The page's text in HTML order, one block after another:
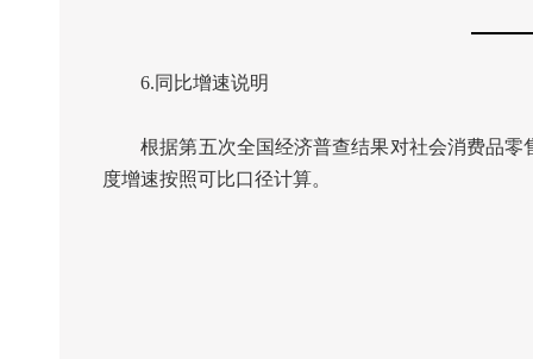
6.同比增速说明
根据第五次全国经济普查结果对社会消费品零
度增速按照可比口径计算。